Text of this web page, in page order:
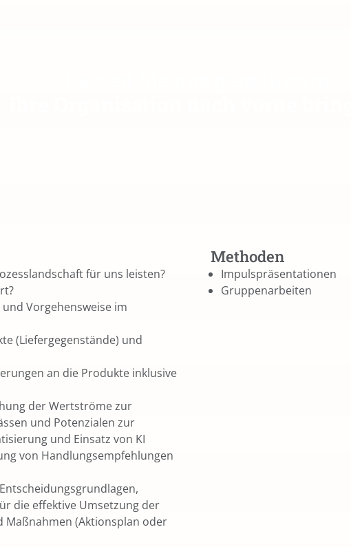
für uns leisten?
Vorgehensweise im
(Liefergegenstände) und
an die Produkte inklusive
der Wertströme zur
und Potenzialen zur
und Einsatz von KI
von Handlungsempfehlungen
die effektive Umsetzung der
(Aktionsplan oder
Methoden
Impulspräsentationen
Gruppenarbeiten